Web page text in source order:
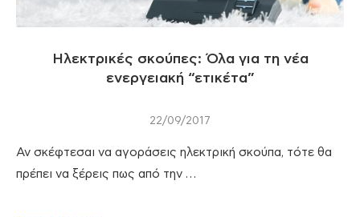
Ηλεκτρικές σκούπες: Όλα για τη νέα
ενεργειακή “ετικέτα”
22/09/2017
Αν σκέφτεσαι να αγοράσεις ηλεκτρική σκούπα, τότε θα
πρέπει να ξέρεις πως από την …